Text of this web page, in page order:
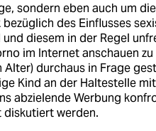
sondern eben auch um
des Einflusses
diesem in der Regel
im Internet anschauen
durchaus in Frage
Kind an der Haltestelle
abzielende Werbung
diskutiert werden.